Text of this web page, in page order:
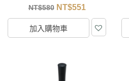
NT$580 NT$551
加入購物車